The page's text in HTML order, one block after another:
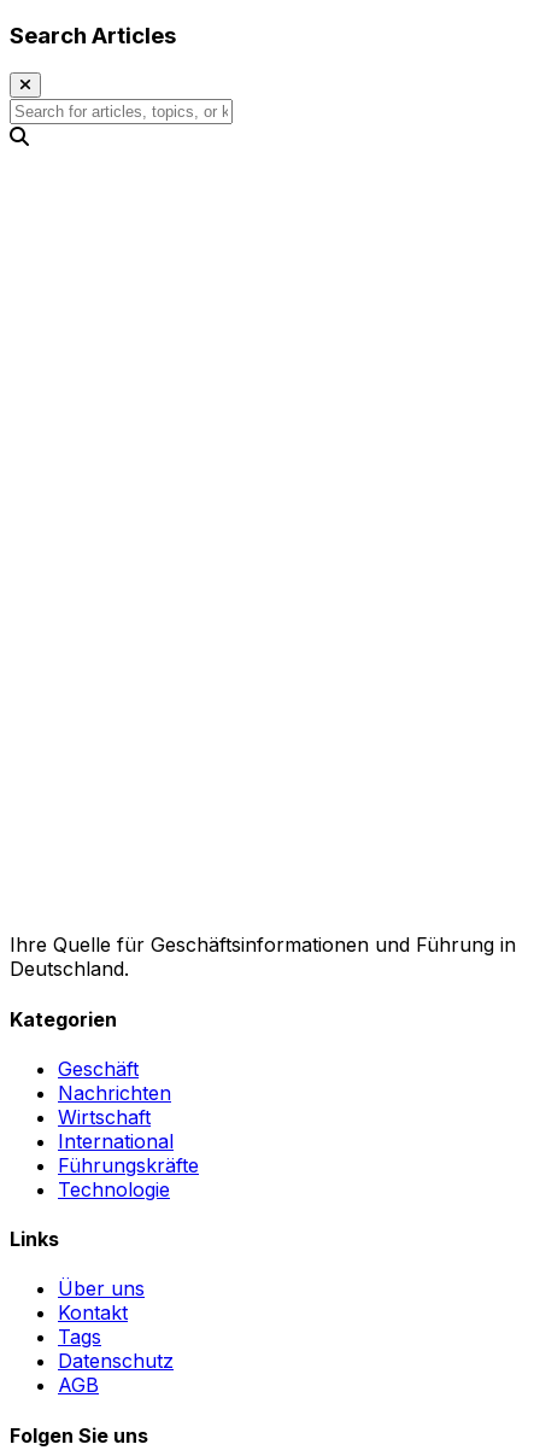
Search Articles
Ihre Quelle für Geschäftsinformationen und Führung in
Deutschland.
Kategorien
Geschäft
Nachrichten
Wirtschaft
International
Führungskräfte
Technologie
Links
Über uns
Kontakt
Tags
Datenschutz
AGB
Folgen Sie uns